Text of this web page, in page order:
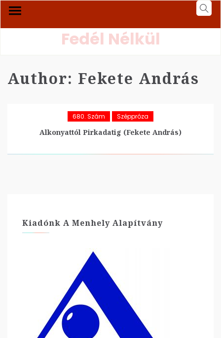
Fedél Nélkül
Author: Fekete András
680. Szám Széppróza
Alkonyattól Pirkadatig (Fekete András)
Kiadónk A Menhely Alapítvány